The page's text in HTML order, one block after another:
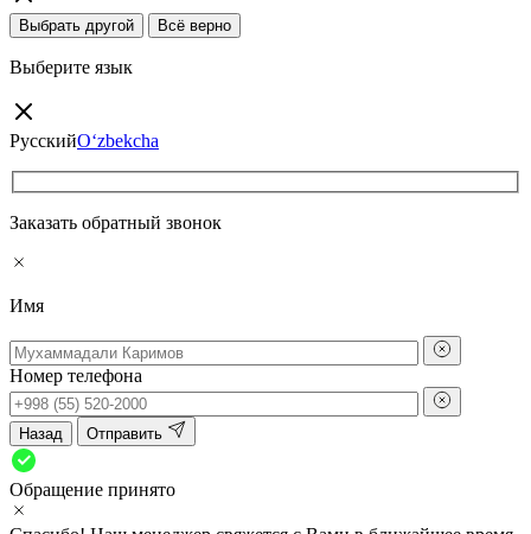
Выбрать другой Всё верно
Выберите язык
РусскийO‘zbekcha
Заказать обратный звонок
Имя
Номер телефона
Назад Отправить
Обращение принято